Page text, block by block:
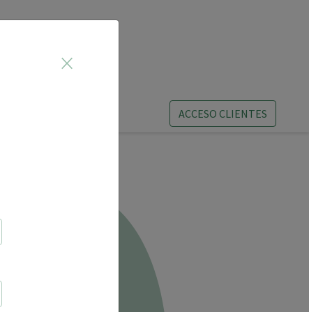
×
ACCESO CLIENTES